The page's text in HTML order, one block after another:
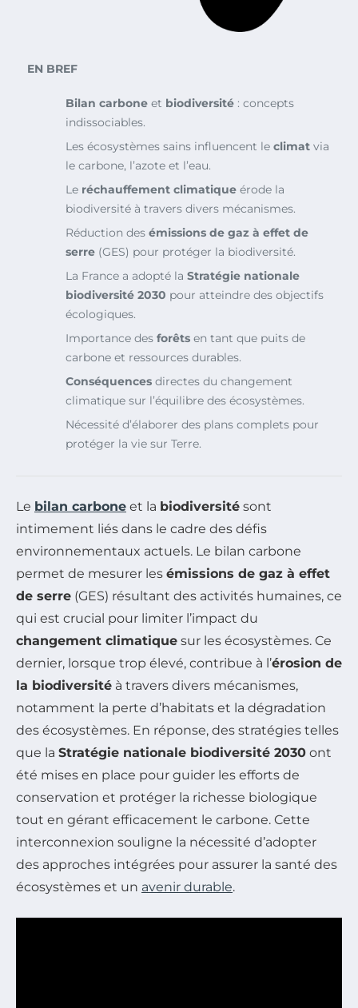
EN BREF
Bilan carbone et biodiversité : concepts
indissociables.
Les écosystèmes sains influencent le climat via
le carbone, l’azote et l’eau.
Le réchauffement climatique érode la
biodiversité à travers divers mécanismes.
Réduction des émissions de gaz à effet de
serre (GES) pour protéger la biodiversité.
La France a adopté la Stratégie nationale
biodiversité 2030 pour atteindre des objectifs
écologiques.
Importance des forêts en tant que puits de
carbone et ressources durables.
Conséquences directes du changement
climatique sur l’équilibre des écosystèmes.
Nécessité d’élaborer des plans complets pour
protéger la vie sur Terre.
Le bilan carbone et la biodiversité sont
intimement liés dans le cadre des défis
environnementaux actuels. Le bilan carbone
permet de mesurer les émissions de gaz à effet
de serre (GES) résultant des activités humaines, ce
qui est crucial pour limiter l’impact du
changement climatique sur les écosystèmes. Ce
dernier, lorsque trop élevé, contribue à l’érosion de
la biodiversité à travers divers mécanismes,
notamment la perte d’habitats et la dégradation
des écosystèmes. En réponse, des stratégies telles
que la Stratégie nationale biodiversité 2030 ont
été mises en place pour guider les efforts de
conservation et protéger la richesse biologique
tout en gérant efficacement le carbone. Cette
interconnexion souligne la nécessité d’adopter
des approches intégrées pour assurer la santé des
écosystèmes et un avenir durable.